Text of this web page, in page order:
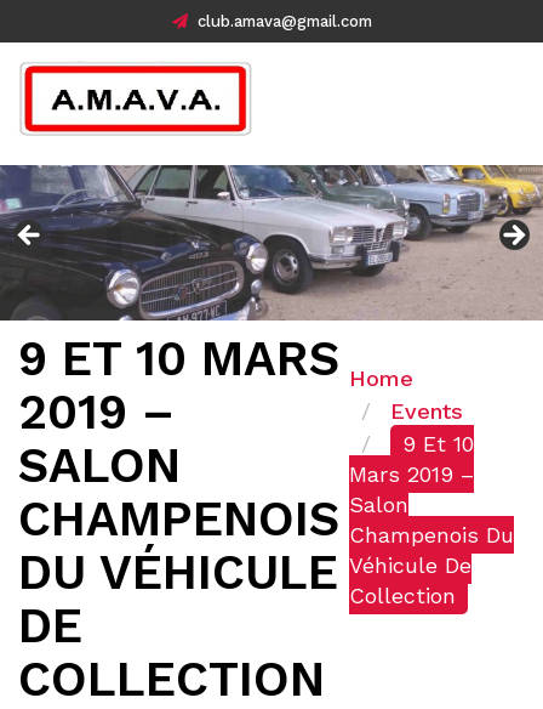
club.amava@gmail.com
9 ET 10 MARS
2019 –
SALON
CHAMPENOIS
DU VÉHICULE
DE
COLLECTION
Home
Events
9 Et 10
Mars 2019 –
Salon
Champenois Du
Véhicule De
Collection